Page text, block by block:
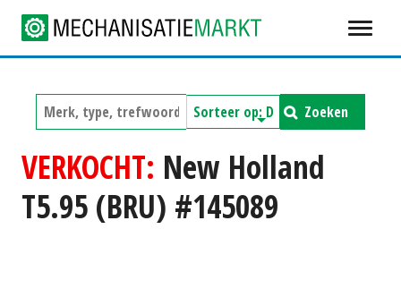
Zoeken
VERKOCHT: New Holland
T5.95 (BRU) #145089